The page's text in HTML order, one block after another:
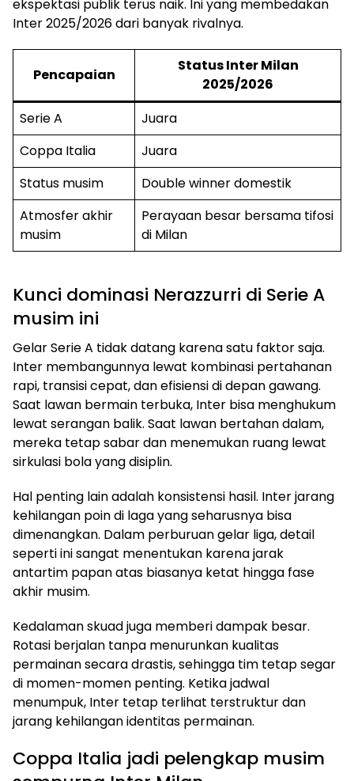
ekspektasi publik terus naik. Ini yang membedakan
Inter 2025/2026 dari banyak rivalnya.
Pencapaian
Status Inter Milan
2025/2026
Serie A
Juara
Coppa Italia
Juara
Status musim
Double winner domestik
Atmosfer akhir
musim
Perayaan besar bersama tifosi
di Milan
Kunci dominasi Nerazzurri di Serie A
musim ini
Gelar Serie A tidak datang karena satu faktor saja.
Inter membangunnya lewat kombinasi pertahanan
rapi, transisi cepat, dan efisiensi di depan gawang.
Saat lawan bermain terbuka, Inter bisa menghukum
lewat serangan balik. Saat lawan bertahan dalam,
mereka tetap sabar dan menemukan ruang lewat
sirkulasi bola yang disiplin.
Hal penting lain adalah konsistensi hasil. Inter jarang
kehilangan poin di laga yang seharusnya bisa
dimenangkan. Dalam perburuan gelar liga, detail
seperti ini sangat menentukan karena jarak
antartim papan atas biasanya ketat hingga fase
akhir musim.
Kedalaman skuad juga memberi dampak besar.
Rotasi berjalan tanpa menurunkan kualitas
permainan secara drastis, sehingga tim tetap segar
di momen-momen penting. Ketika jadwal
menumpuk, Inter tetap terlihat terstruktur dan
jarang kehilangan identitas permainan.
Coppa Italia jadi pelengkap musim